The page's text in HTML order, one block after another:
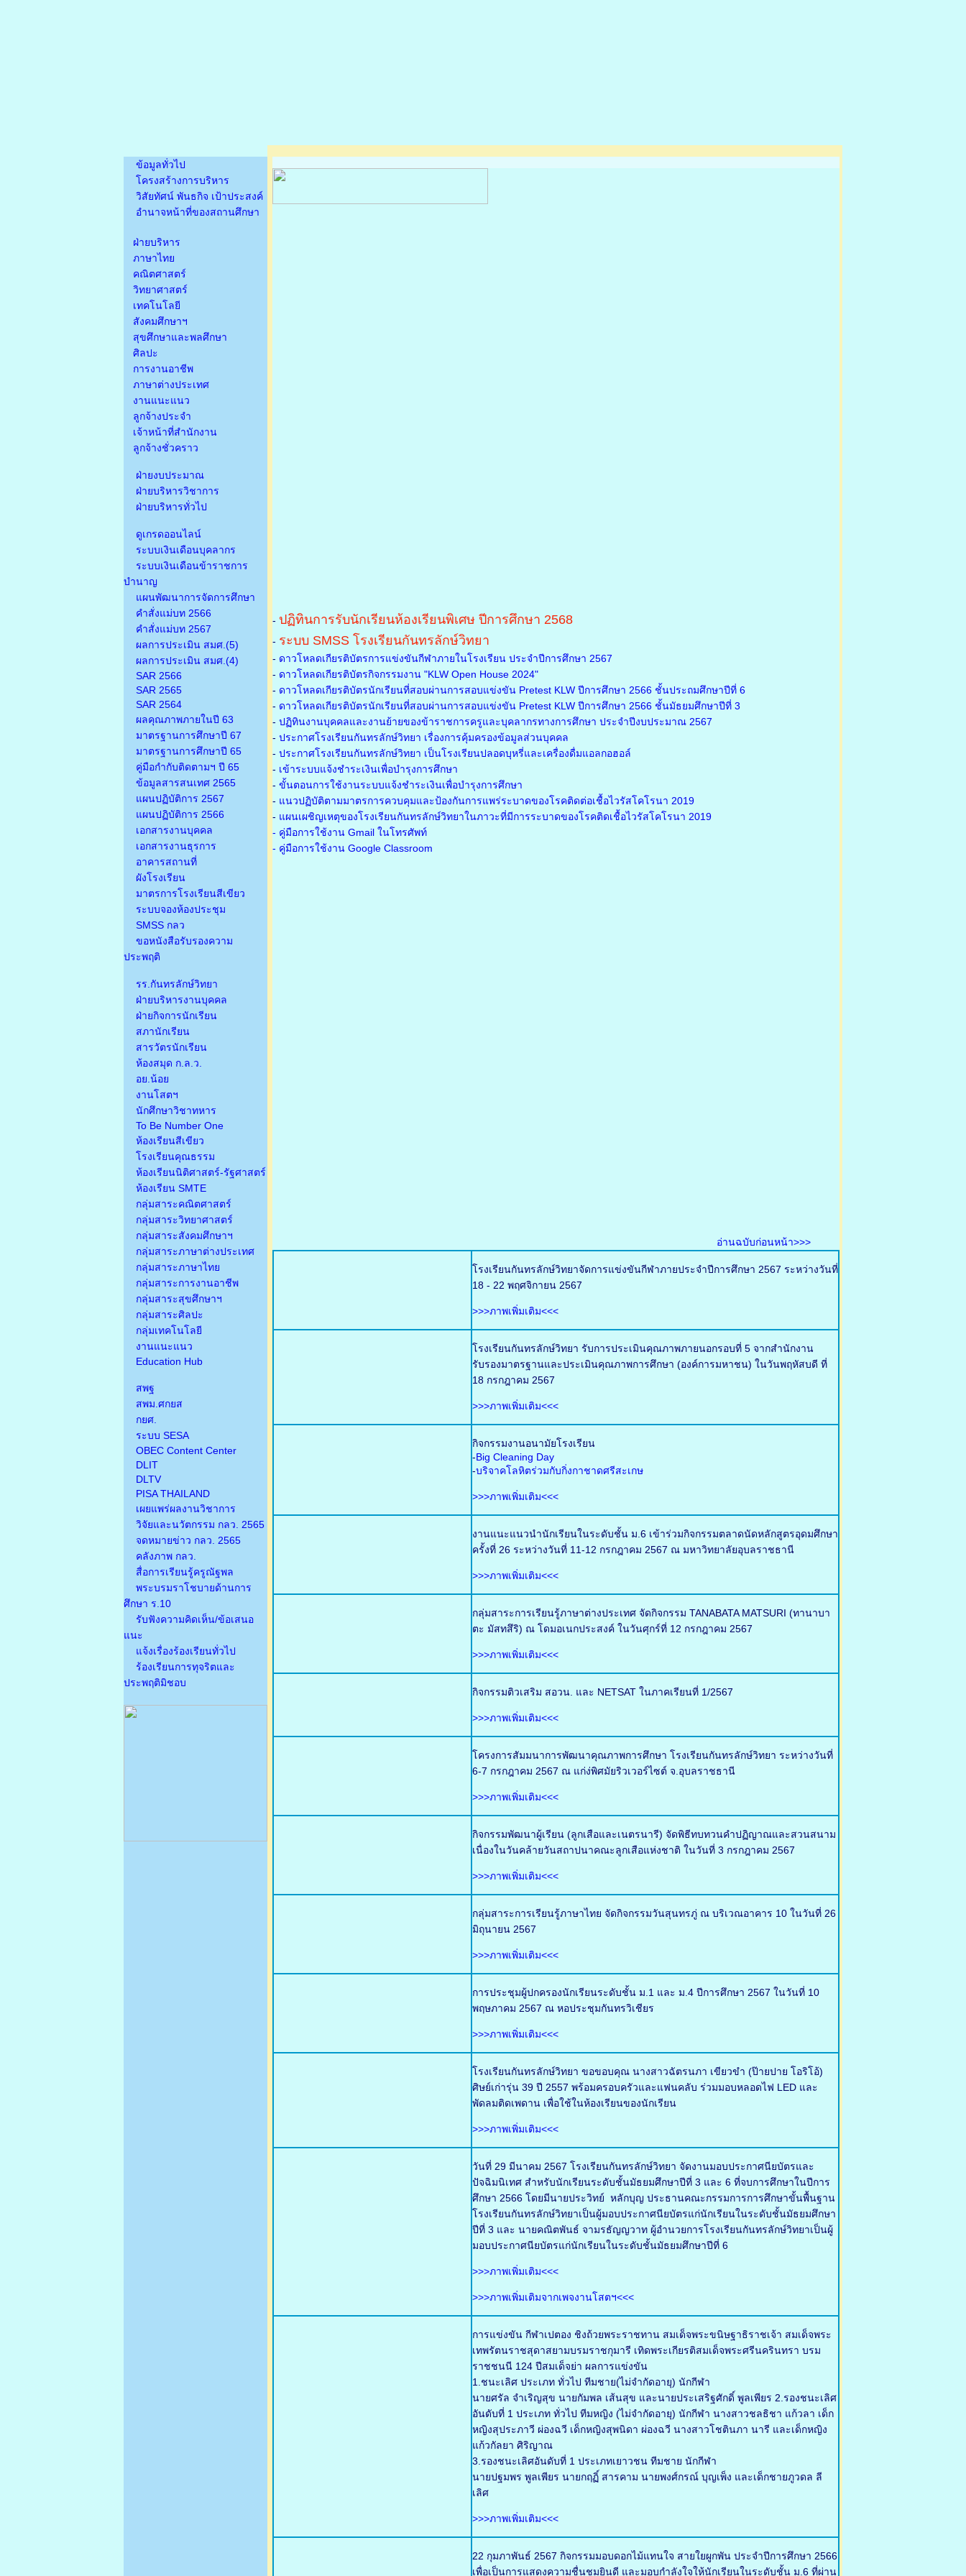
ข้อมูลทั่วไป
โครงสร้างการบริหาร
วิสัยทัศน์ พันธกิจ เป้าประสงค์
อำนาจหน้าที่ของสถานศึกษา
ฝ่ายบริหาร
ภาษาไทย
คณิตศาสตร์
วิทยาศาสตร์
เทคโนโลยี
สังคมศึกษาฯ
สุขศึกษาและพลศึกษา
ศิลปะ
การงานอาชีพ
ภาษาต่างประเทศ
งานแนะแนว
ลูกจ้างประจำ
เจ้าหน้าที่สำนักงาน
ลูกจ้างชั่วคราว
ฝ่ายงบประมาณ
ฝ่ายบริหารวิชาการ
ฝ่ายบริหารทั่วไป
ดูเกรดออนไลน์
ระบบเงินเดือนบุคลากร
ระบบเงินเดือนข้าราชการ
บำนาญ
แผนพัฒนาการจัดการศึกษา
คำสั่งแม่บท 2566
คำสั่งแม่บท 2567
ผลการประเมิน สมศ.(5)
ผลการประเมิน สมศ.(4)
SAR 2566
SAR 2565
SAR 2564
ผลคุณภาพภายในปี 63
มาตรฐานการศึกษาปี 67
มาตรฐานการศึกษาปี 65
คู่มือกำกับติดตามฯ ปี 65
ข้อมูลสารสนเทศ 2565
แผนปฏิบัติการ 2567
แผนปฏิบัติการ 2566
เอกสารงานบุคคล
เอกสารงานธุรการ
อาคารสถานที่
ผังโรงเรียน
มาตรการโรงเรียนสีเขียว
ระบบจองห้องประชุม
SMSS กลว
ขอหนังสือรับรองความ
ประพฤติ
รร.กันทรลักษ์วิทยา
ฝ่ายบริหารงานบุคคล
ฝ่ายกิจการนักเรียน
สภานักเรียน
สารวัตรนักเรียน
ห้องสมุด ก.ล.ว.
อย.น้อย
งานโสตฯ
นักศึกษาวิชาทหาร
To Be Number One
ห้องเรียนสีเขียว
โรงเรียนคุณธรรม
ห้องเรียนนิติศาสตร์-รัฐศาสตร์
ห้องเรียน SMTE
กลุ่มสาระคณิตศาสตร์
กลุ่มสาระวิทยาศาสตร์
กลุ่มสาระสังคมศึกษาฯ
กลุ่มสาระภาษาต่างประเทศ
กลุ่มสาระภาษาไทย
กลุ่มสาระการงานอาชีพ
กลุ่มสาระสุขศึกษาฯ
กลุ่มสาระศิลปะ
กลุ่มเทคโนโลยี
งานแนะแนว
Education Hub
สพฐ
สพม.ศกยส
กยศ.
ระบบ SESA
OBEC Content Center
DLIT
DLTV
PISA THAILAND
เผยแพร่ผลงานวิชาการ
วิจัยและนวัตกรรม กลว. 2565
จดหมายข่าว กลว. 2565
คลังภาพ กลว.
สื่อการเรียนรู้ครูณัฐพล
พระบรมราโชบายด้านการ
ศึกษา ร.10
รับฟังความคิดเห็น/ข้อเสนอ
แนะ
แจ้งเรื่องร้องเรียนทั่วไป
ร้องเรียนการทุจริตและ
ประพฤติมิชอบ
- ปฏิทินการรับนักเรียนห้องเรียนพิเศษ ปีการศึกษา 2568
- ระบบ SMSS โรงเรียนกันทรลักษ์วิทยา
- ดาวโหลดเกียรติบัตรการแข่งขันกีฬาภายในโรงเรียน ประจำปีการศึกษา 2567
- ดาวโหลดเกียรติบัตรกิจกรรมงาน "KLW Open House 2024"
- ดาวโหลดเกียรติบัตรนักเรียนที่สอบผ่านการสอบแข่งขัน Pretest KLW ปีการศึกษา 2566 ชั้นประถมศึกษาปีที่ 6
- ดาวโหลดเกียรติบัตรนักเรียนที่สอบผ่านการสอบแข่งขัน Pretest KLW ปีการศึกษา 2566 ชั้นมัธยมศึกษาปีที่ 3
- ปฏิทินงานบุคคลและงานย้ายของข้าราชการครูและบุคลากรทางการศึกษา ประจำปีงบประมาณ 2567
- ประกาศโรงเรียนกันทรลักษ์วิทยา เรื่องการคุ้มครองข้อมูลส่วนบุคคล
- ประกาศโรงเรียนกันทรลักษ์วิทยา เป็นโรงเรียนปลอดบุหรี่และเครื่องดื่มแอลกอฮอล์
- เข้าระบบแจ้งชำระเงินเพื่อบำรุงการศึกษา
- ขั้นตอนการใช้งานระบบแจ้งชำระเงินเพื่อบำรุงการศึกษา
- แนวปฏิบัติตามมาตรการควบคุมและป้องกันการแพร่ระบาดของโรคติดต่อเชื้อไวรัสโคโรนา 2019
- แผนเผชิญเหตุของโรงเรียนกันทรลักษ์วิทยาในภาวะที่มีการระบาดของโรคติดเชื้อไวรัสโคโรนา 2019
- คู่มือการใช้งาน Gmail ในโทรศัพท์
- คู่มือการใช้งาน Google Classroom
อ่านฉบับก่อนหน้า>>>
โรงเรียนกันทรลักษ์วิทยาจัดการแข่งขันกีฬาภายประจำปีการศึกษา 2567 ระหว่างวันที่
18 - 22 พฤศจิกายน 2567
>>>ภาพเพิ่มเติม<<<
โรงเรียนกันทรลักษ์วิทยา รับการประเมินคุณภาพภายนอกรอบที่ 5 จากสำนักงาน
รับรองมาตรฐานและประเมินคุณภาพการศึกษา (องค์การมหาชน) ในวันพฤหัสบดี ที่
18 กรกฎาคม 2567
>>>ภาพเพิ่มเติม<<<
กิจกรรมงานอนามัยโรงเรียน
-Big Cleaning Day
-บริจาคโลหิตร่วมกับกิ่งกาชาดศรีสะเกษ
>>>ภาพเพิ่มเติม<<<
งานแนะแนวนำนักเรียนในระดับชั้น ม.6 เข้าร่วมกิจกรรมตลาดนัดหลักสูตรอุดมศึกษา
ครั้งที่ 26 ระหว่างวันที่ 11-12 กรกฎาคม 2567 ณ มหาวิทยาลัยอุบลราชธานี
>>>ภาพเพิ่มเติม<<<
กลุ่มสาระการเรียนรู้ภาษาต่างประเทศ จัดกิจกรรม TANABATA MATSURI (ทานาบา
ตะ มัสทสึริ) ณ โดมอเนกประสงค์ ในวันศุกร์ที่ 12 กรกฎาคม 2567
>>>ภาพเพิ่มเติม<<<
กิจกรรมติวเสริม สอวน. และ NETSAT ในภาคเรียนที่ 1/2567
>>>ภาพเพิ่มเติม<<<
โครงการสัมมนาการพัฒนาคุณภาพการศึกษา โรงเรียนกันทรลักษ์วิทยา ระหว่างวันที่
6-7 กรกฎาคม 2567 ณ แก่ง่พิศมัยริวเวอร์ไซต์ จ.อุบลราชธานี
>>>ภาพเพิ่มเติม<<<
กิจกรรมพัฒนาผู้เรียน (ลูกเสือและเนตรนารี) จัดพิธีทบทวนคำปฏิญาณและสวนสนาม
เนื่องในวันคล้ายวันสถาปนาคณะลูกเสือแห่งชาติ ในวันที่ 3 กรกฎาคม 2567
>>>ภาพเพิ่มเติม<<<
กลุ่มสาระการเรียนรู้ภาษาไทย จัดกิจกรรมวันสุนทรภู่ ณ บริเวณอาคาร 10 ในวันที่ 26
มิถุนายน 2567
>>>ภาพเพิ่มเติม<<<
การประชุมผู้ปกครองนักเรียนระดับชั้น ม.1 และ ม.4 ปีการศึกษา 2567 ในวันที่ 10
พฤษภาคม 2567 ณ หอประชุมกันทรวิเชียร
>>>ภาพเพิ่มเติม<<<
โรงเรียนกันทรลักษ์วิทยา ขอขอบคุณ นางสาวฉัตรนภา เขียวขำ (ป๊ายปาย โอริโอ้)
ศิษย์เก่ารุ่น 39 ปี 2557 พร้อมครอบครัวและแฟนคลับ ร่วมมอบหลอดไฟ LED และ
พัดลมติดเพดาน เพื่อใช้ในห้องเรียนของนักเรียน
>>>ภาพเพิ่มเติม<<<
วันที่ 29 มีนาคม 2567 โรงเรียนกันทรลักษ์วิทยา จัดงานมอบประกาศนียบัตรและ
ปัจฉิมนิเทศ สำหรับนักเรียนระดับชั้นมัธยมศึกษาปีที่ 3 และ 6 ที่จบการศึกษาในปีการ
ศึกษา 2566 โดยมีนายประวิทย์ หลักบุญ ประธานคณะกรรมการการศึกษาขั้นพื้นฐาน
โรงเรียนกันทรลักษ์วิทยาเป็นผู้มอบประกาศนียบัตรแก่นักเรียนในระดับชั้นมัธยมศึกษา
ปีที่ 3 และ นายคณิตพันธ์ จามรธัญญวาท ผู้อำนวยการโรงเรียนกันทรลักษ์วิทยาเป็นผู้
มอบประกาศนียบัตรแก่นักเรียนในระดับชั้นมัธยมศึกษาปีที่ 6
>>>ภาพเพิ่มเติม<<<
>>>ภาพเพิ่มเติมจากเพจงานโสตฯ<<<
การแข่งขัน กีฬาเปตอง ชิงถ้วยพระราชทาน สมเด็จพระขนิษฐาธิราชเจ้า สมเด็จพระ
เทพรัตนราชสุดาสยามบรมราชกุมารี เทิดพระเกียรติสมเด็จพระศรีนครินทรา บรม
ราชชนนี 124 ปีสมเด็จย่า ผลการแข่งขัน
1.ชนะเลิศ ประเภท ทั่วไป ทีมชาย(ไม่จำกัดอายุ) นักกีฬา
นายศรัล จำเริญสุข นายกัมพล เส้นสุข และนายประเสริฐศักดิ์ พูลเพียร 2.รองชนะเลิศ
อันดับที่ 1 ประเภท ทั่วไป ทีมหญิง (ไม่จำกัดอายุ) นักกีฬา นางสาวชลธิชา แก้วลา เด็ก
หญิงสุประภาวี ผ่องฉวี เด็กหญิงสุพนิดา ผ่องฉวี นางสาวโชตินภา นารี และเด็กหญิง
แก้วกัลยา ศิริญาณ
3.รองชนะเลิศอันดับที่ 1 ประเภทเยาวชน ทีมชาย นักกีฬา
นายปฐมพร พูลเพียร นายกฤฏิ์ สารคาม นายพงศ์กรณ์ บุญเพ็ง และเด็กชายภูวดล ลี
เลิศ
>>>ภาพเพิ่มเติม<<<
22 กุมภาพันธ์ 2567 กิจกรรมมอบดอกไม้แทนใจ สายใยผูกพัน ประจำปีการศึกษา 2566
เพื่อเป็นการแสดงความชื่นชมยินดี และมอบกำลังใจให้นักเรียนในระดับชั้น ม.6 ที่ผ่าน